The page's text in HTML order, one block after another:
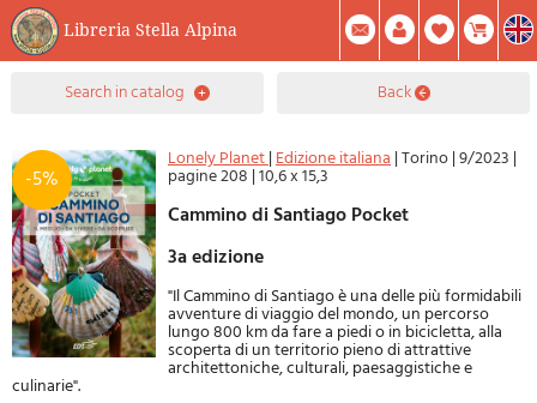
Libreria Stella Alpina
0Item(s) In Your Cart
Summary
Facebook
Create Account Mod. Password
search in catalog back
-5%
Lonely Planet|Edizione italiana|Torino|9/2023 |
pagine 208 |10,6 x 15,3
Cammino di Santiago Pocket
3a edizione
"Il Cammino di Santiago è una delle più formidabili
avventure di viaggio del mondo, un percorso
lungo 800 km da fare a piedi o in bicicletta, alla
scoperta di un territorio pieno di attrattive
architettoniche, culturali, paesaggistiche e
culinarie".